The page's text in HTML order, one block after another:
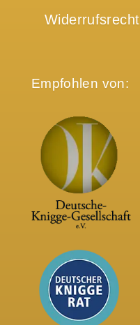
Widerrufsrecht
Empfohlen von: